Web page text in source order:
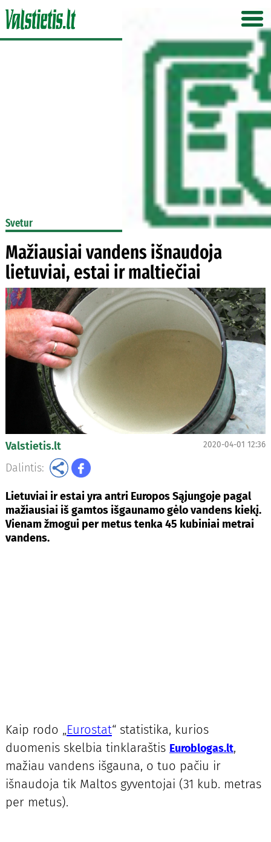
Svetur
Mažiausiai vandens išnaudoja
lietuviai, estai ir maltiečiai
Valstietis.lt 2020-04-01 12:36
Dalintis:
Lietuviai ir estai yra antri Europos Sąjungoje pagal
mažiausiai iš gamtos išgaunamo gėlo vandens kiekį.
Vienam žmogui per metus tenka 45 kubiniai metrai
vandens.
Kaip rodo „Eurostat“ statistika, kurios
duomenis skelbia tinklaraštis Euroblogas.lt,
mažiau vandens išgauna, o tuo pačiu ir
išnaudoja tik Maltos gyventojai (31 kub. metras
per metus).